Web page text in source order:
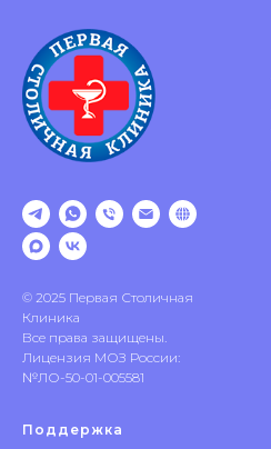
© 2025 Первая Столичная
Клиника
Все права защищены.
Лицензия МОЗ России:
№ЛО-50-01-005581
Поддержка